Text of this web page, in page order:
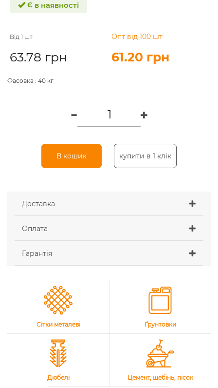
Є в наявності
Від 1 шт
63.78 грн
Опт від 100 шт
61.20 грн
Фасовка : 40 кг
В кошик купити в 1 клік
Доставка
Оплата
Гарантія
Сітки металеві Ґрунтовки
Дюбелі Цемент, щебінь, пісок